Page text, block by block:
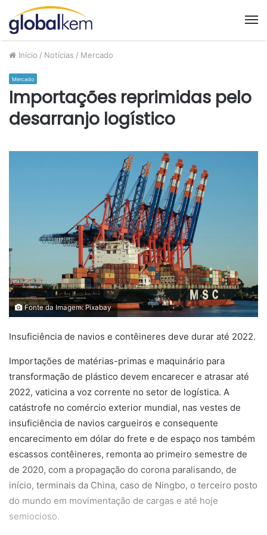
Início / Notícias / Mercado
Mercado
Importações reprimidas pelo
desarranjo logístico
Fonte da Imagem: Pixabay
Insuficiência de navios e contêineres deve durar até 2022.
Importações de matérias-primas e maquinário para
transformação de plástico devem encarecer e atrasar até
2022, vaticina a voz corrente no setor de logística. A
catástrofe no comércio exterior mundial, nas vestes de
insuficiência de navios cargueiros e consequente
encarecimento em dólar do frete e de espaço nos também
escassos contêineres, remonta ao primeiro semestre de
de 2020, com a propagação do corona paralisando, de
início, terminais da China, caso de Ningbo, o terceiro posto
do mundo em movimentação de cargas e até hoje
semiocioso.